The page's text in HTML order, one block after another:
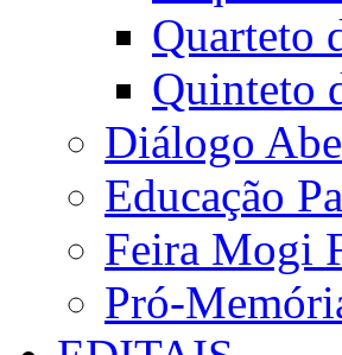
Quarteto
Quinteto
Diálogo
Educação
Feira Mogi
Pró-